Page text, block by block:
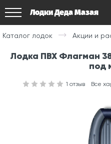
Лодки Деда Мазая
Каталог лодок Акции и
Лодка ПВХ Флагман
под
1 отзыв Все